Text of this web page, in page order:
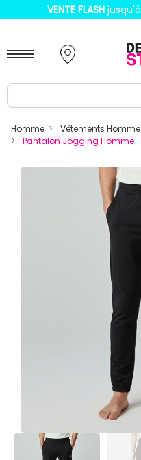
VENTE FLASH jusqu'à
Homme Vêtements Homme
Pantalon Jogging Homme